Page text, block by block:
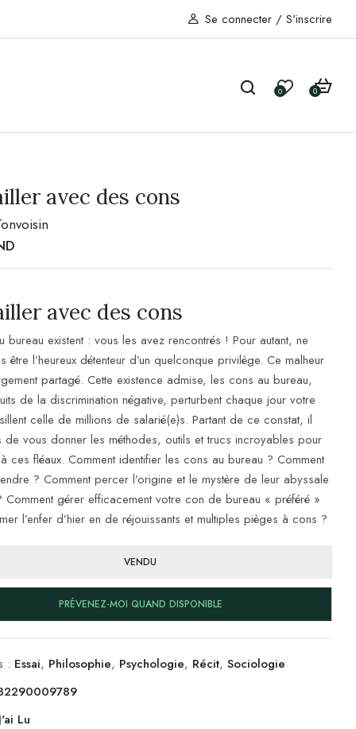
Se connecter / S'inscrire
0 0
avec des cons
avec des cons
bureau existent : vous les avez rencontrés ! Pour autant, ne
être l’heureux détenteur d’un quelconque privilège. Ce malheur
partagé. Cette existence admise, les cons au bureau,
de la discrimination négative, perturbent chaque jour votre
celle de millions de salarié(e)s. Partant de ce constat, il
de vous donner les méthodes, outils et trucs incroyables pour
ces fléaux. Comment identifier les cons au bureau ? Comment
? Comment percer l’origine et le mystère de leur abyssale
Comment gérer efficacement votre con de bureau « préféré »
l’enfer d’hier en de réjouissants et multiples pièges à cons ?
VENDU
PRÉVENEZ-MOI QUAND DISPONIBLE
: Essai, Philosophie, Psychologie, Récit,Sociologie
J'ai Lu